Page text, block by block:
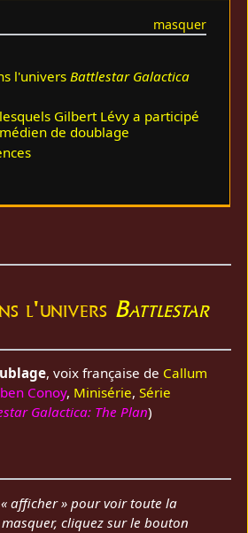
l'universBattlestar Galactica
Gilbert Lévy a participé
de doublage
l'univers Battlestar
, voix française de Callum
Conoy, Minisérie, Série
Galactica: The Plan)
afficher » pour voir toute la
cliquez sur le bouton